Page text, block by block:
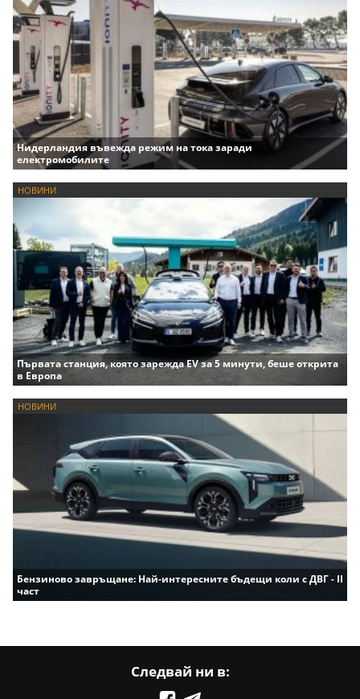
Нидерландия въвежда режим на тока заради
електромобилите
НОВИНИ
Първата станция, която зарежда EV за 5 минути, беше открита
в Европа
НОВИНИ
Бензиново завръщане: Най-интересните бъдещи коли с ДВГ - II
част
Следвай ни в: